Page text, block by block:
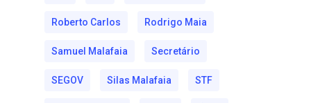
Roberto Carlos Rodrigo Maia
Samuel Malafaia Secretário
SEGOV Silas Malafaia STF